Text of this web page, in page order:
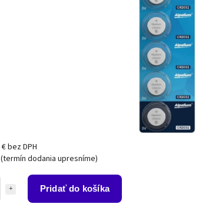
bez DPH
dodania upresníme)
Pridať do košíka